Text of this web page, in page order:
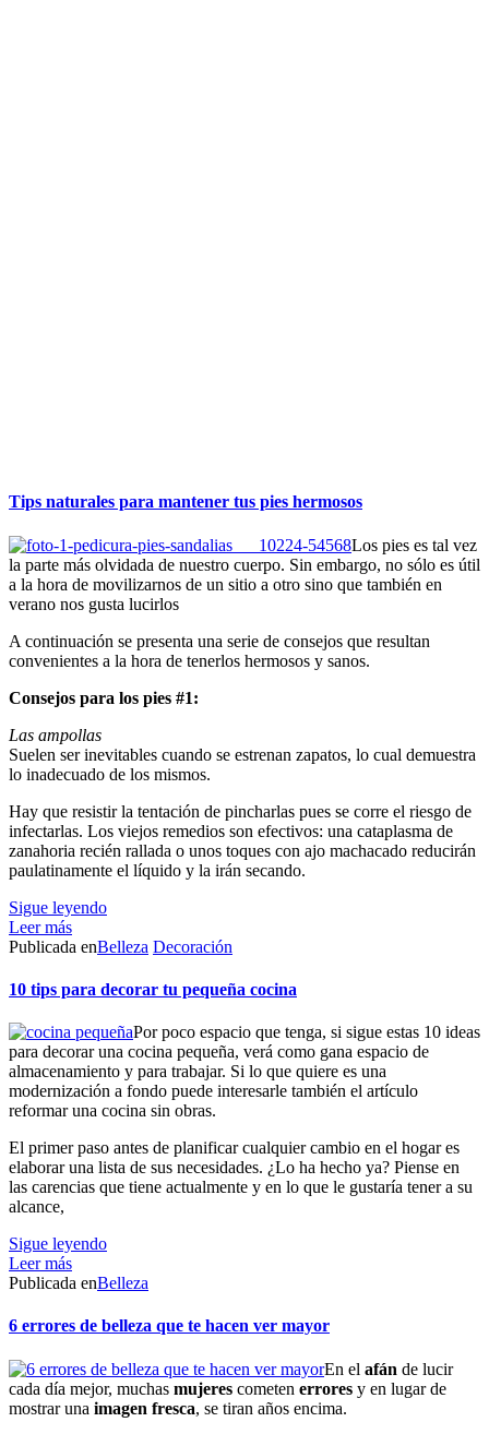
Tips naturales para mantener tus pies hermosos
Los pies es tal vez
la parte más olvidada de nuestro cuerpo. Sin embargo, no sólo es útil
a la hora de movilizarnos de un sitio a otro sino que también en
verano nos gusta lucirlos
A continuación se presenta una serie de consejos que resultan
convenientes a la hora de tenerlos hermosos y sanos.
Consejos para los pies #1:
Las ampollas
Suelen ser inevitables cuando se estrenan zapatos, lo cual demuestra
lo inadecuado de los mismos.
Hay que resistir la tentación de pincharlas pues se corre el riesgo de
infectarlas. Los viejos remedios son efectivos: una cataplasma de
zanahoria recién rallada o unos toques con ajo machacado reducirán
paulatinamente el líquido y la irán secando.
Sigue leyendo
Leer más
Publicada enBelleza Decoración
10 tips para decorar tu pequeña cocina
Por poco espacio que tenga, si sigue estas 10 ideas
para decorar una cocina pequeña, verá como gana espacio de
almacenamiento y para trabajar. Si lo que quiere es una
modernización a fondo puede interesarle también el artículo
reformar una cocina sin obras.
El primer paso antes de planificar cualquier cambio en el hogar es
elaborar una lista de sus necesidades. ¿Lo ha hecho ya? Piense en
las carencias que tiene actualmente y en lo que le gustaría tener a su
alcance,
Sigue leyendo
Leer más
Publicada enBelleza
6 errores de belleza que te hacen ver mayor
En el afán de lucir
cada día mejor, muchas mujeres cometen errores y en lugar de
mostrar una imagen fresca, se tiran años encima.